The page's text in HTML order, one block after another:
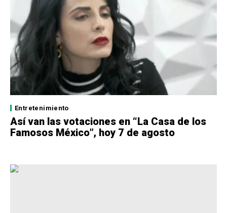
Entretenimiento
Así van las votaciones en “La Casa de los
Famosos México”, hoy 7 de agosto